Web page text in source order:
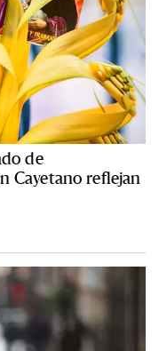
de
Cayetano reflejan